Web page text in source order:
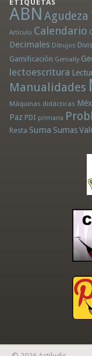
ETIQUETAS
ABN Agudeza
Artículo Calendario
Decimales Dibujos
Gamificación Genially
lectoescritura
Manualidades
Máquinas didácticas
Paz PDI primaria
Resta Suma Sumas